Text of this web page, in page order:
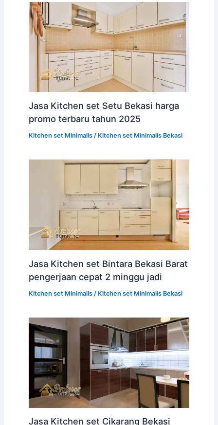
Jasa Kitchen set Setu Bekasi harga
promo terbaru tahun 2025
Kitchen set Minimalis/ Kitchen set Minimalis Bekasi
Jasa Kitchen set Bintara Bekasi Barat
pengerjaan cepat 2 minggu jadi
Kitchen set Minimalis/ Kitchen set Minimalis Bekasi
Jasa Kitchen set Cikarang Bekasi